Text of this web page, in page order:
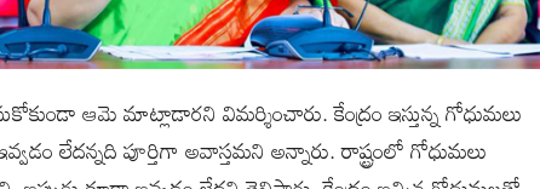
ఆమె మాట్లాడారని విమర్శించారు. కేంద్రం ఇస్తున్న గోధుమలు
లేదన్నది పూర్తిగా అవాస్తమని అన్నారు. రాష్ట్రంలో గోధుమలు